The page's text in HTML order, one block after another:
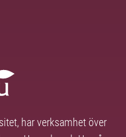
har verksamhet över